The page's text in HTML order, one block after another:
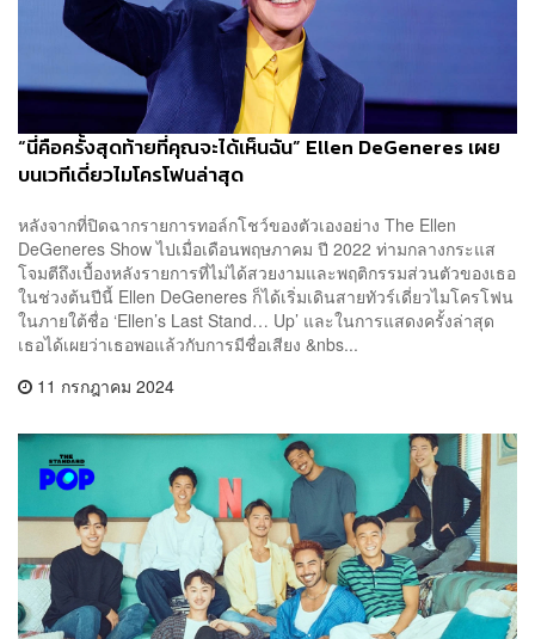
“นี่คือครั้งสุดท้ายที่คุณจะได้เห็นฉัน” Ellen DeGeneres เผย
บนเวทีเดี่ยวไมโครโฟนล่าสุด
หลังจากที่ปิดฉากรายการทอล์กโชว์ของตัวเองอย่าง The Ellen
DeGeneres Show ไปเมื่อเดือนพฤษภาคม ปี 2022 ท่ามกลางกระแส
โจมตีถึงเบื้องหลังรายการที่ไม่ได้สวยงามและพฤติกรรมส่วนตัวของเธอ
ในช่วงต้นปีนี้ Ellen DeGeneres ก็ได้เริ่มเดินสายทัวร์เดี่ยวไมโครโฟน
ในภายใต้ชื่อ ‘Ellen’s Last Stand… Up’ และในการแสดงครั้งล่าสุด
เธอได้เผยว่าเธอพอแล้วกับการมีชื่อเสียง &nbs...
11 กรกฎาคม 2024